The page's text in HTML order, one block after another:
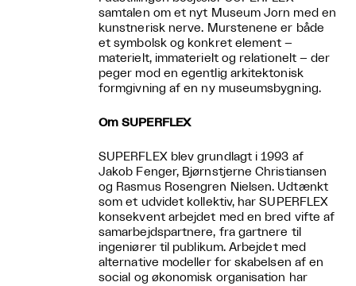
samtalen om et nyt Museum Jorn med en
kunstnerisk nerve. Murstenene er både
et symbolsk og konkret element –
materielt, immaterielt og relationelt – der
peger mod en egentlig arkitektonisk
formgivning af en ny museumsbygning.
Om SUPERFLEX
SUPERFLEX blev grundlagt i 1993 af
Jakob Fenger, Bjørnstjerne Christiansen
og Rasmus Rosengren Nielsen. Udtænkt
som et udvidet kollektiv, har SUPERFLEX
konsekvent arbejdet med en bred vifte af
samarbejdspartnere, fra gartnere til
ingeniører til publikum. Arbejdet med
alternative modeller for skabelsen af en ​​
social og økonomisk organisation har